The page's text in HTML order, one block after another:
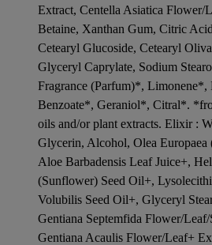
Extract, Centella Asiatica Flower/
Betaine, Xanthan Gum, Citric
Cetearyl Glucoside, Cetearyl
Glyceryl Caprylate, Sodium
Fragrance (Parfum)*,
Benzoate*, Geraniol*, Citral*.
oils and/or plant extracts. Elixir :
Glycerin, Alcohol, Olea
Aloe Barbadensis Leaf Juice+,
(Sunflower) Seed Oil+,
Volubilis Seed Oil+, Glyceryl
Gentiana Septemfida Flower/
Gentiana Acaulis Flower/Leaf+